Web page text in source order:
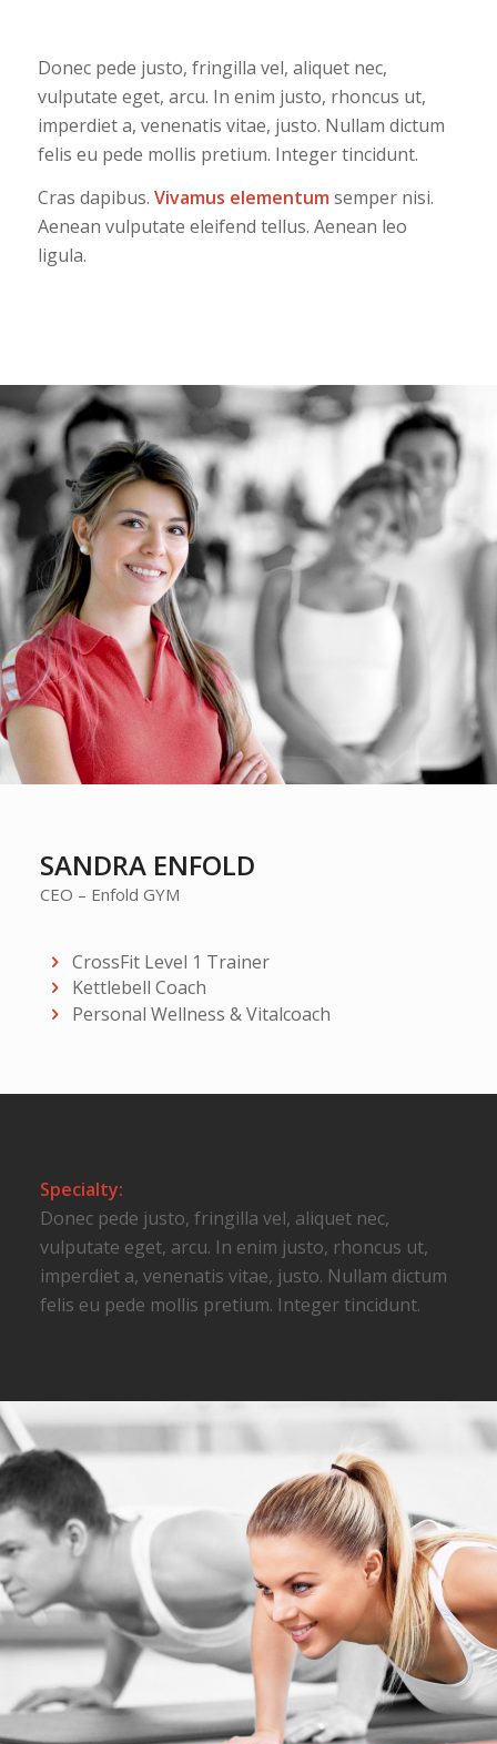
Donec pede justo, fringilla vel, aliquet nec,
vulputate eget, arcu. In enim justo, rhoncus ut,
imperdiet a, venenatis vitae, justo. Nullam dictum
felis eu pede mollis pretium. Integer tincidunt.
Cras dapibus. Vivamus elementum semper nisi.
Aenean vulputate eleifend tellus. Aenean leo
ligula.
SANDRA ENFOLD
CEO – Enfold GYM
CrossFit Level 1 Trainer
Kettlebell Coach
Personal Wellness & Vitalcoach
Specialty:
Donec pede justo, fringilla vel, aliquet nec,
vulputate eget, arcu. In enim justo, rhoncus ut,
imperdiet a, venenatis vitae, justo. Nullam dictum
felis eu pede mollis pretium. Integer tincidunt.